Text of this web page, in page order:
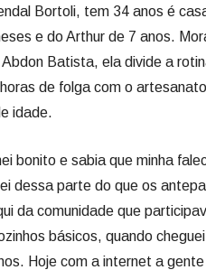
Bortoli, tem 34 anos é
e do Arthur de 7 anos.
Batista, ela divide a
de folga com o
idade.
bonito e sabia que minha
dessa parte do que os
da comunidade que
básicos, quando
Hoje com a internet a